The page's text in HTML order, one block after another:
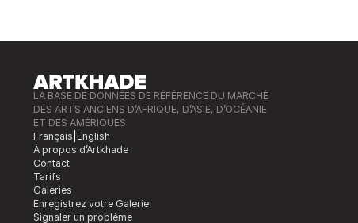
LA BASE DE DONNÉES DE RÉFÉRENCE DU MARCHÉ
DES ARTS ANCIENS D’AFRIQUE, D’ASIE, D’OCÉANIE
ET DES AMÉRIQUES
Français English
À propos d’Artkhade
Contact
Tarifs
Galeries
Enregistrez votre Galerie
Signaler un problème